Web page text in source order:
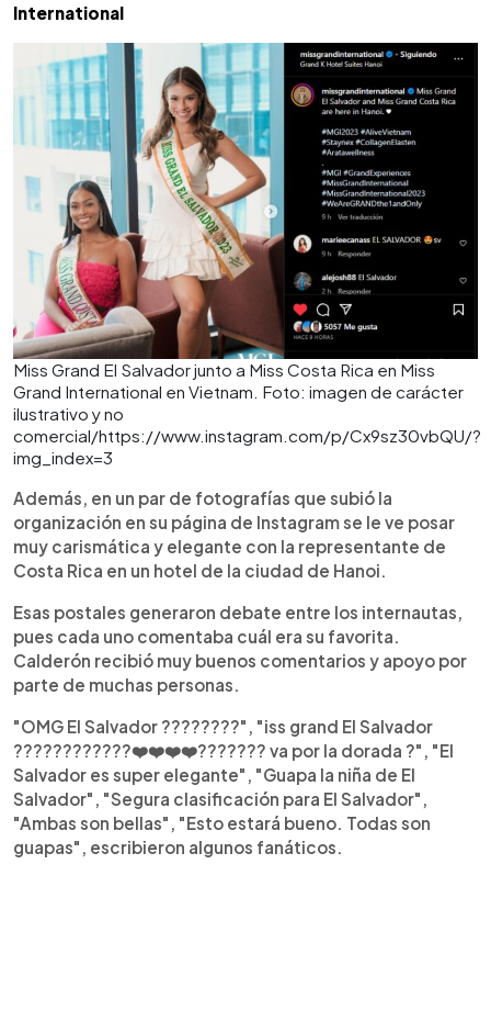
International
Miss Grand El Salvador junto a Miss Costa Rica en Miss
Grand International en Vietnam. Foto: imagen de carácter
ilustrativo y no
comercial/https://www.instagram.com/p/Cx9sz30vbQU/?
img_index=3
Además, en un par de fotografías que subió la
organización en su página de Instagram se le ve posar
muy carismática y elegante con la representante de
Costa Rica en un hotel de la ciudad de Hanoi.
Esas postales generaron debate entre los internautas,
pues cada uno comentaba cuál era su favorita.
Calderón recibió muy buenos comentarios y apoyo por
parte de muchas personas.
"OMG El Salvador ????????", "iss grand El Salvador
????????????❤️❤️❤️❤️??????? va por la dorada ?", "El
Salvador es super elegante", "Guapa la niña de El
Salvador", "Segura clasificación para El Salvador",
"Ambas son bellas", "Esto estará bueno. Todas son
guapas", escribieron algunos fanáticos.